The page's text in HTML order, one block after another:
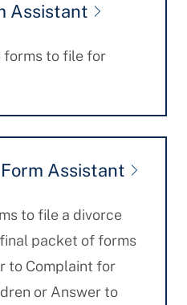
Assistant
forms to file for
Assistant
to file a divorce
packet of forms
to Complaint for
or Answer to